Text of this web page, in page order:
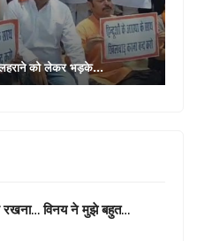
लहराने को लेकर भड़के…
रखना… विनय ने मुझे बहुत…